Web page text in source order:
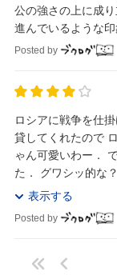
公の強さの上に成
進んでいるような印
Posted by
ロシアに戦争を仕
貸してくれたので
ゃん可愛いわー．
た． グワシッ的な
嫁達が正妻の座を
表示する
Posted by